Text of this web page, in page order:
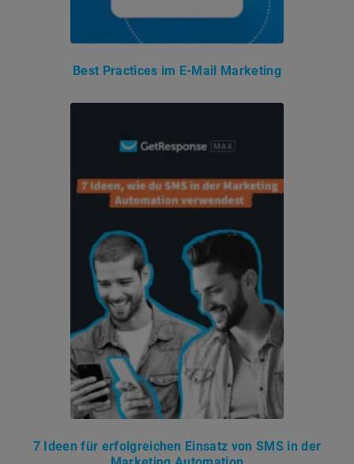
Best Practices im E-Mail Marketing
7 Ideen für erfolgreichen Einsatz von SMS in der